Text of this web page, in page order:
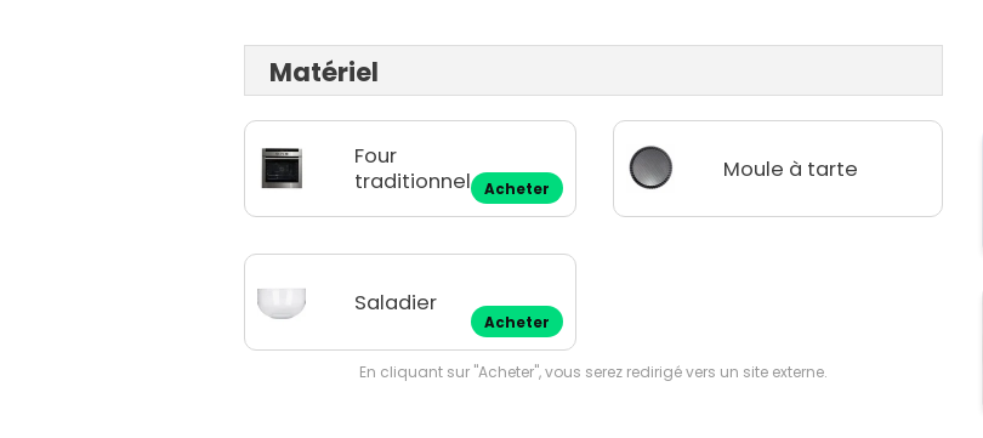
Matériel
Four
traditionnel
Acheter
Moule à tarte
Saladier
Acheter
En cliquant sur "Acheter", vous serez redirigé vers un site externe.